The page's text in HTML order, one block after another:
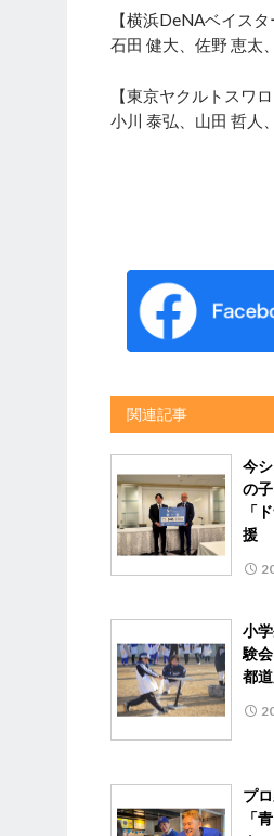
【横浜DeNAベイスタ
石田 健大、佐野 恵太
【東京ヤクルトスワロ
小川 泰弘、山田 哲人
関連記事
今
の
「
援
小
験
都
プ
「